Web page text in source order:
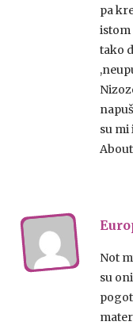
pa
tako
su mi
Not
su